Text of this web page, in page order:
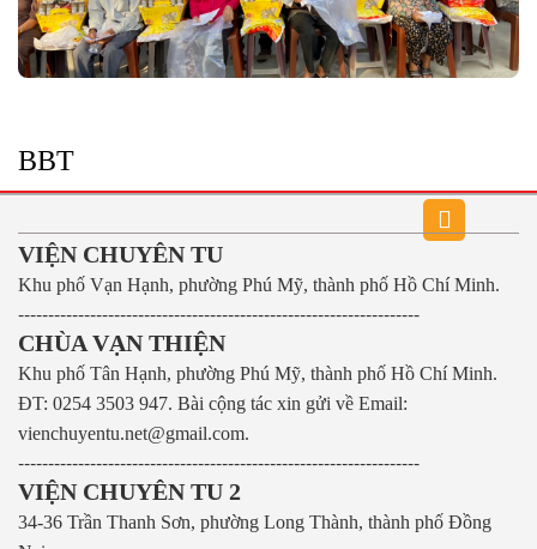
BBT
VIỆN CHUYÊN TU
Khu phố Vạn Hạnh, phường Phú Mỹ, thành phố Hồ Chí Minh.
-------------------------------------------------------------------
CHÙA VẠN THIỆN
Khu phố Tân Hạnh, phường Phú Mỹ, thành phố Hồ Chí Minh.
ĐT: 0254 3503 947. Bài cộng tác xin gửi về Email:
vienchuyentu.net@gmail.com.
-------------------------------------------------------------------
VIỆN CHUYÊN TU 2
34-36 Trần Thanh Sơn, phường Long Thành, thành phố Đồng